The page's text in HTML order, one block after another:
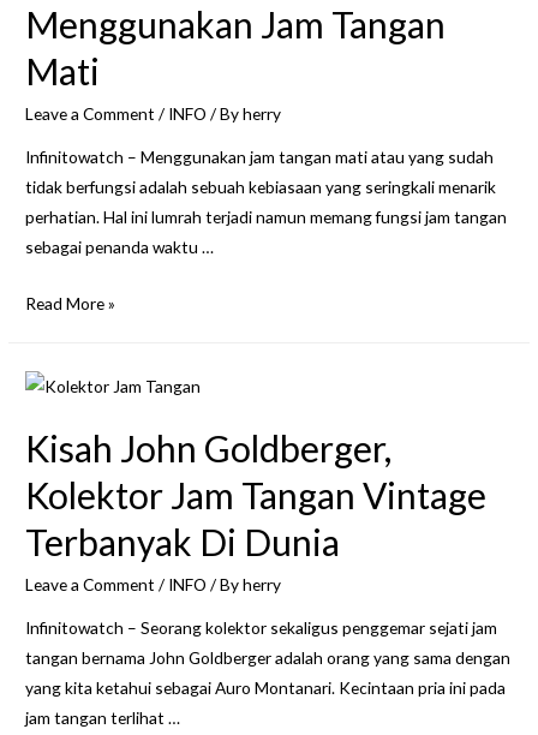
Menggunakan Jam Tangan
Mati
Leave a Comment / INFO / Byherry
Infinitowatch – Menggunakan jam tangan mati atau yang sudah
tidak berfungsi adalah sebuah kebiasaan yang seringkali menarik
perhatian. Hal ini lumrah terjadi namun memang fungsi jam tangan
sebagai penanda waktu …
5
Seseorang
Jam
Tangan
Mati
Read More »
Kisah John Goldberger,
Kolektor Jam Tangan Vintage
Terbanyak Di Dunia
Leave a Comment / INFO / Byherry
Infinitowatch – Seorang kolektor sekaligus penggemar sejati jam
tangan bernama John Goldberger adalah orang yang sama dengan
yang kita ketahui sebagai Auro Montanari. Kecintaan pria ini pada
jam tangan terlihat …